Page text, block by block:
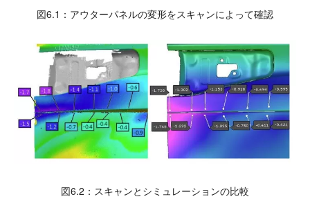
図6.1：アウターパネルの変形をスキャンによって確認
図6.2：スキャンとシミュレーションの比較